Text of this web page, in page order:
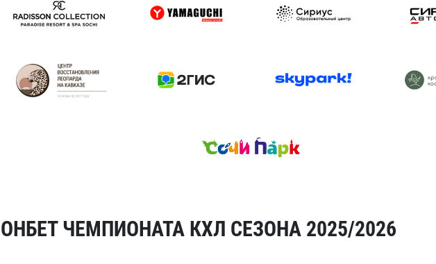
ЧЕМПИОНАТА КХЛ СЕЗОНА 2025/2026